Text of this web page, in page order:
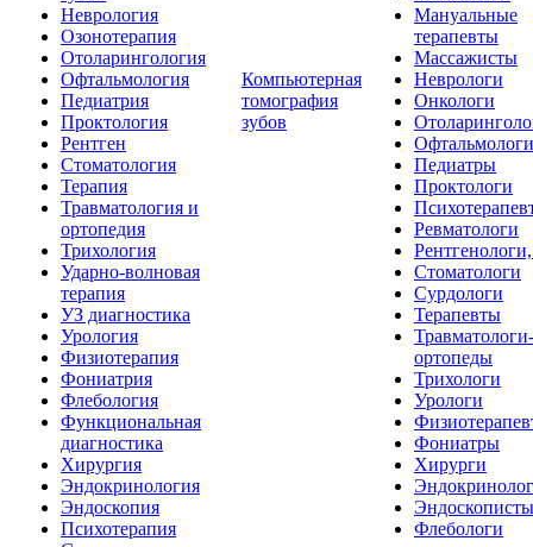
Неврология
Озонотерапия
Отоларингология
Офтальмология
Педиатрия
Проктология
Рентген
Стоматология
Терапия
Травматология и
ортопедия
Трихология
Ударно-волновая
терапия
УЗ диагностика
Урология
Физиотерапия
Фониатрия
Флебология
Функциональная
диагностика
Хирургия
Эндокринология
Эндоскопия
Психотерапия
Компьютерная
томография
зубов
Мануальные
терапевты
Массажисты
Неврологи
Онкологи
Офтальмологи
Педиатры
Проктологи
Ревматологи
Стоматологи
Сурдологи
Терапевты
Травматологи-
ортопеды
Трихологи
Урологи
Фониатры
Хирурги
Эндоскописты
Флебологи